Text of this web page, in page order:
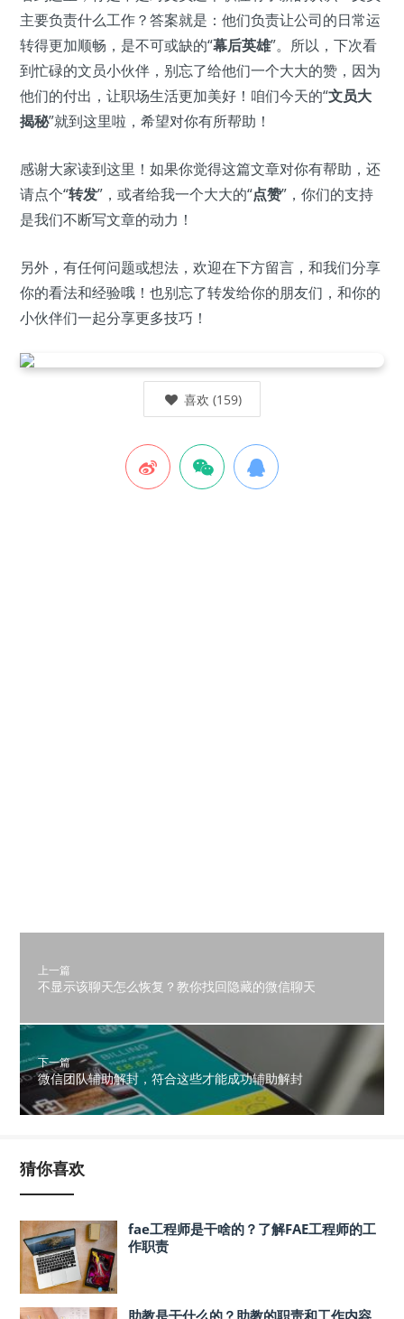
主要负责什么工作？答案就是：他们负责让公司的日常运
转得更加顺畅，是不可或缺的“幕后英雄”。所以，下次看
到忙碌的文员小伙伴，别忘了给他们一个大大的赞，因为
他们的付出，让职场生活更加美好！咱们今天的“文员大
揭秘”就到这里啦，希望对你有所帮助！
感谢大家读到这里！如果你觉得这篇文章对你有帮助，还
请点个“转发”，或者给我一个大大的“点赞”，你们的支持
是我们不断写文章的动力！
另外，有任何问题或想法，欢迎在下方留言，和我们分享
你的看法和经验哦！也别忘了转发给你的朋友们，和你的
小伙伴们一起分享更多技巧！
喜欢 (159)
上一篇
不显示该聊天怎么恢复？教你找回隐藏的微信聊天
下一篇
微信团队辅助解封，符合这些才能成功辅助解封
猜你喜欢
fae工程师是干啥的？了解FAE工程师的工
作职责
助教是干什么的？助教的职责和工作内容